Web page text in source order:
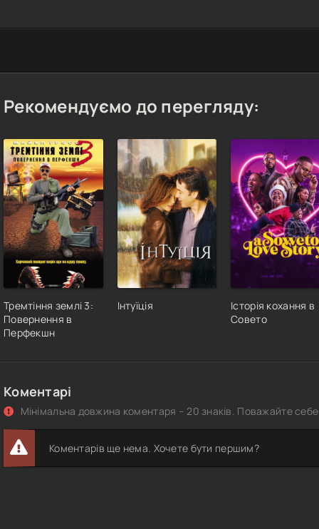
Рекомендуємо до перегляду:
Тремтіння землі 3:
Повернення в
Перфекшн
Інтуїція
Історія кохання в
Совето
Коментарі
Мінімальна довжина коментаря – 20 знаків. Поважайте себе
Коментарів ще нема. Хочете бути першим?